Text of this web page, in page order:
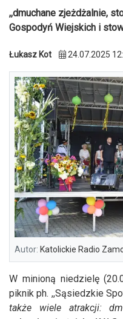
,,dmuchane zjeżdżalnie,
Gospodyń Wiejskich i
Łukasz Kot 24.07.2025
Autor: Katolickie Radio
W minioną niedzielę
piknik ph. ,,Sąsiedzkie
także wiele atrakcji: